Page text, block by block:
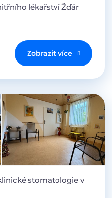
lékařství Žďár
Zobrazit více
stomatologie v